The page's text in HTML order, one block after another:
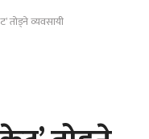
तोड्ने व्यवसायी